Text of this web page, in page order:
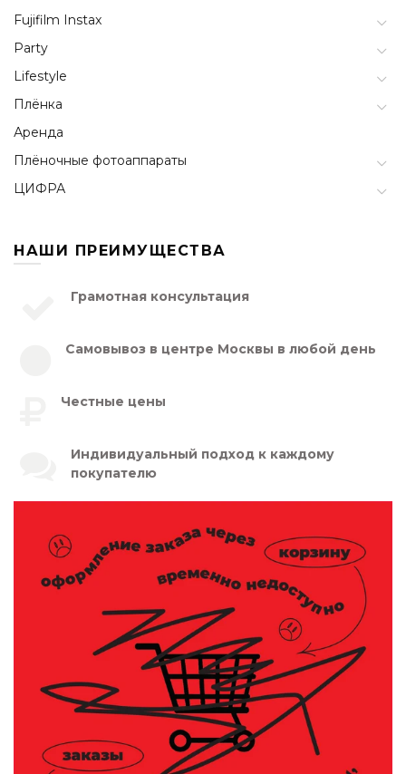
Fujifilm Instax
Party
Lifestyle
Плёнка
Аренда
Плёночные фотоаппараты
ЦИФРА
НАШИ ПРЕИМУЩЕСТВА
Грамотная консультация
Самовывоз в центре Москвы в любой день
Честные цены
Индивидуальный подход к каждому
покупателю